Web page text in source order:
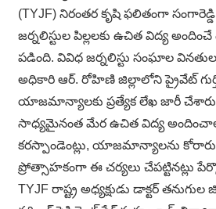
(TYJF) నిరంతర కృషి ఫలితంగా
జర్నలిస్టుల పిల్లలకు ఉచిత విద్య
పడింది. వివిధ జర్నలిస్టు సంఘాల
అధికారి ఆర్. రోహిణి జిల్లాలోని ప్రైవేట్
యాజమాన్యాలకు ప్రత్యేక లేఖ జారీ చేశారు.
సాధ్యమైనంత మేర ఉచిత విద్య
కరస్పాండెంట్లు, యాజమాన్యాలను
ప్రోత్సాహకంగా ఈ చర్యలు చేపట్టినట్లు
TYJF రాష్ట్ర అధ్యక్షుడు డాక్టర్ తనుగుల